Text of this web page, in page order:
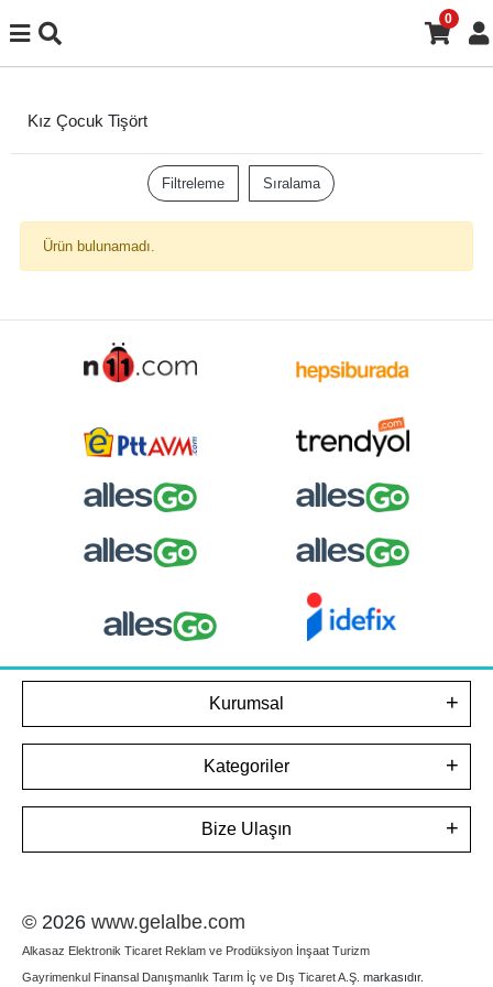
0
Kız Çocuk Tişört
Filtreleme Sıralama
Ürün bulunamadı.
Kurumsal
Kategoriler
Bize Ulaşın
© 2026 www.gelalbe.com
Alkasaz Elektronik Ticaret Reklam ve Prodüksiyon İnşaat Turizm
Gayrimenkul Finansal Danışmanlık Tarım İç ve Dış Ticaret A.Ş. markasıdır.